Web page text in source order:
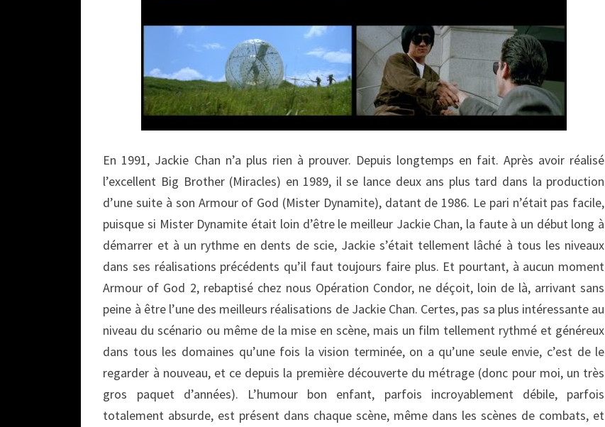
En 1991, Jackie Chan n’a plus rien à prouver. Depuis longtemps en fait. Après avoir réalisé
l’excellent Big Brother (Miracles) en 1989, il se lance deux ans plus tard dans la production
d’une suite à son Armour of God (Mister Dynamite), datant de 1986. Le pari n’était pas facile,
puisque si Mister Dynamite était loin d’être le meilleur Jackie Chan, la faute à un début long à
démarrer et à un rythme en dents de scie, Jackie s’était tellement lâché à tous les niveaux
dans ses réalisations précédents qu’il faut toujours faire plus. Et pourtant, à aucun moment
Armour of God 2, rebaptisé chez nous Opération Condor, ne déçoit, loin de là, arrivant sans
peine à être l’une des meilleurs réalisations de Jackie Chan. Certes, pas sa plus intéressante au
niveau du scénario ou même de la mise en scène, mais un film tellement rythmé et généreux
dans tous les domaines qu’une fois la vision terminée, on a qu’une seule envie, c’est de le
regarder à nouveau, et ce depuis la première découverte du métrage (donc pour moi, un très
gros paquet d’années). L’humour bon enfant, parfois incroyablement débile, parfois
totalement absurde, est présent dans chaque scène, même dans les scènes de combats, et